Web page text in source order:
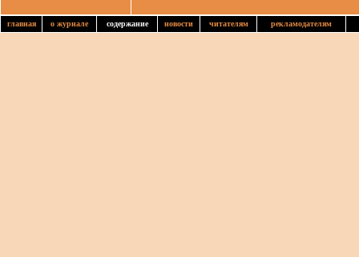
главная о журнале содержание новости читателям рекламодателям